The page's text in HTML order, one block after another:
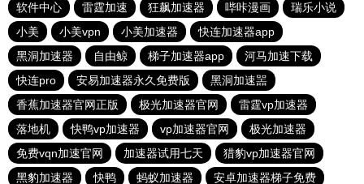
软件中心
雷霆加速 狂飙加速器 哔咔漫画
瑞乐小说
小美
小美vpn 小美加速器
快连加速器app
黑洞加速器
自由鲸 梯子加速器app
河马加速下载
快连pro
安易加速器永久免费版
黑洞加速噐
香蕉加速器官网正版
极光加速器官网
雷霆vp加速器
落地机
快鸭vp加速器 vp加速器官网
极光加速器
免费vqn加速官网
加速器试用七天
猎豹vp加速器官网
黑豹加速器
快鸭 蚂蚁加速器 安卓加速器梯子免费